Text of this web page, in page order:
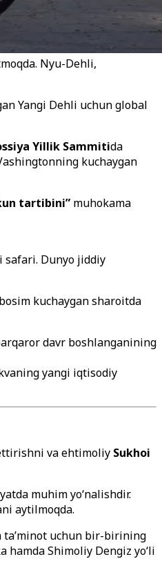
Nyu-Dehli,
Yangi Dehli uchun global
Yillik Sammitida
kuchaygan
tartibini” muhokama
safari. Dunyo jiddiy
kuchaygan sharoitda
davr boshlanganining
yangi iqtisodiy
va ehtimoliy Sukhoi
muhim yo‘nalishdir.
aytilmoqda.
ta’minot uchun bir-birining
Shimoliy Dengiz yo‘li